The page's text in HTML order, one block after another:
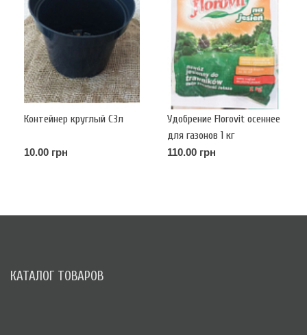
Контейнер круглый С3л
10.00 грн
Удобрение Florovit осеннее
для газонов 1 кг
110.00 грн
КАТАЛОГ ТОВАРОВ